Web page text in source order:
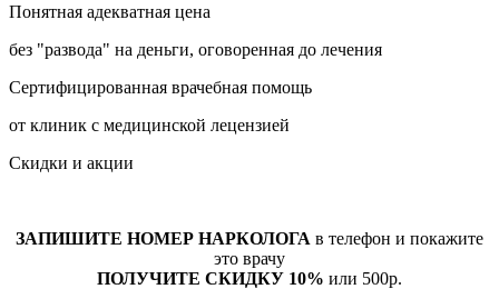
Понятная адекватная цена
без "развода" на деньги, оговоренная до лечения
Сертифицированная врачебная помощь
от клиник с медицинской лецензией
Скидки и акции
ЗАПИШИТЕ НОМЕР НАРКОЛОГА в телефон и покажите
это врачу
ПОЛУЧИТЕ СКИДКУ 10% или 500р.